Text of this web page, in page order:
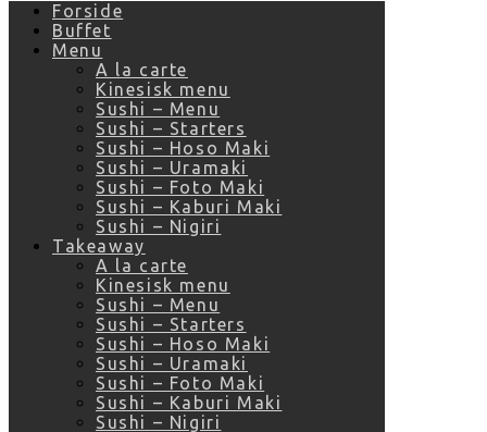
Forside
Buffet
Menu
A la carte
Kinesisk menu
Sushi – Menu
Sushi – Starters
Sushi – Hoso Maki
Sushi – Uramaki
Sushi – Foto Maki
Sushi – Kaburi Maki
Sushi – Nigiri
Takeaway
A la carte
Kinesisk menu
Sushi – Menu
Sushi – Starters
Sushi – Hoso Maki
Sushi – Uramaki
Sushi – Foto Maki
Sushi – Kaburi Maki
Sushi – Nigiri